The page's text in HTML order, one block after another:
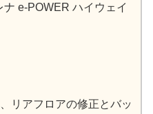
e-POWER ハイウェイ
リアフロアの修正とバッ